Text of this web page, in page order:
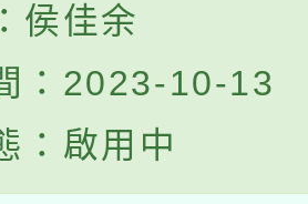
侯佳余
：2023-10-13
：啟用中